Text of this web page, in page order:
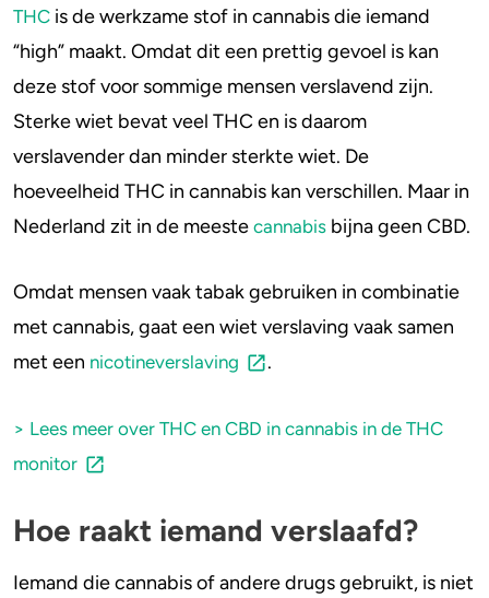
THC is de werkzame stof in cannabis die iemand
“high” maakt. Omdat dit een prettig gevoel is kan
deze stof voor sommige mensen verslavend zijn.
Sterke wiet bevat veel THC en is daarom
verslavender dan minder sterkte wiet. De
hoeveelheid THC in cannabis kan verschillen. Maar in
Nederland zit in de meeste cannabis bijna geen CBD.
Omdat mensen vaak tabak gebruiken in combinatie
met cannabis, gaat een wiet verslaving vaak samen
met een nicotineverslaving .
> Lees meer over THC en CBD in cannabis in de THC
monitor
Hoe raakt iemand verslaafd?
Iemand die cannabis of andere drugs gebruikt, is niet